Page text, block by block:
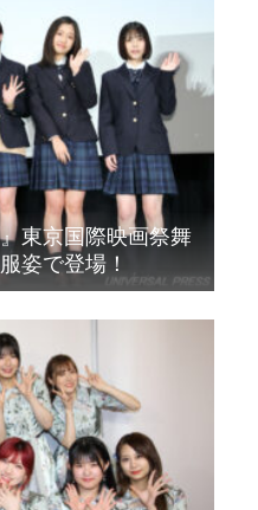
東京国際映画祭舞
姿で登場！